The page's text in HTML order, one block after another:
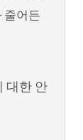
줄어든
대한 안